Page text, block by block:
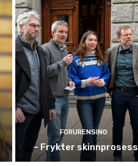
FORURENSING
– Frykter skinnprosess